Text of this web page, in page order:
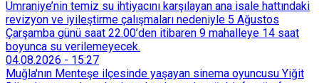
Ümraniye’nin temiz su ihtiyacını karşılayan ana isale hattındaki
revizyon ve iyileştirme çalışmaları nedeniyle 5 Ağustos
Çarşamba günü saat 22.00’den itibaren 9 mahalleye 14 saat
boyunca su verilemeyecek.
04.08.2026 - 15:27
Muğla'nın Menteşe ilçesinde yaşayan sinema oyuncusu Yiğit